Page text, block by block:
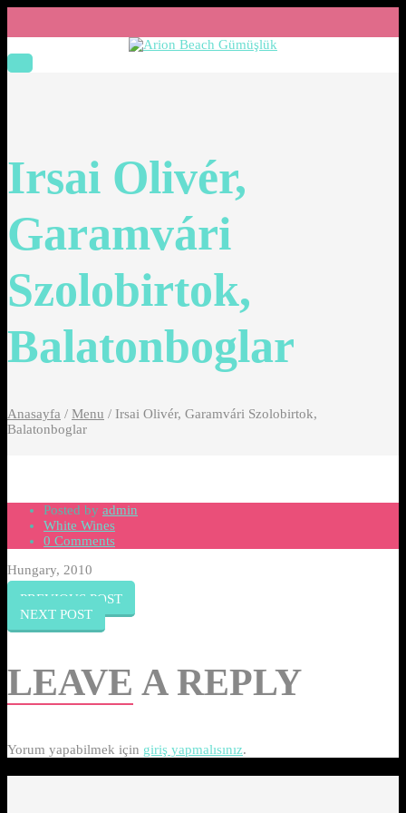
Irsai Olivér,
Garamvári
Szolobirtok,
Balatonboglar
Anasayfa / Menu / Irsai Olivér, Garamvári Szolobirtok,
Balatonboglar
Posted by admin
White Wines
0 Comments
Hungary, 2010
PREVIOUS POST
NEXT POST
LEAVE A REPLY
Yorum yapabilmek için giriş yapmalısınız.